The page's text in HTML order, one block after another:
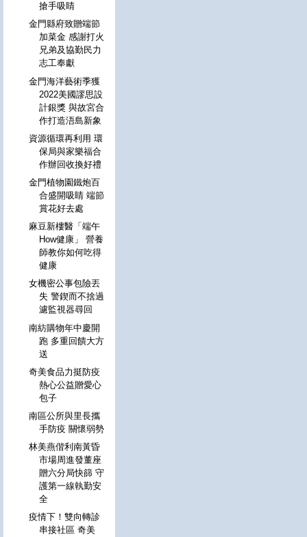
搶手吸睛
金門縣府致贈端節
加菜金 感謝打火
兄弟及協勤民力
志工奉獻
金門海洋藝術季獲
2022美國謬思設
計銀獎 與故宮合
作打造浯島新象
資源循環再利用 環
保局與家樂福合
作辦回收換好禮
金門植物園鐵炮百
合盛開吸睛 端節
賞花好去處
麻豆新樓醫「端午
How健康」 營養
師教你如何吃得
健康
女機密公事包險丟
失 警鍥而不捨過
濾監視器尋回
南紡購物年中慶開
跑 多重回饋大方
送
奇美食品力挺防疫
熱心公益贈愛心
包子
南區公所與里長攜
手防疫 關懷弱勢
林美燕偕利南黃昏
市場周進發董座
贈六分局快篩 守
護第一線執勤安
全
疫情下！雙向轉診
串接社區 奇美